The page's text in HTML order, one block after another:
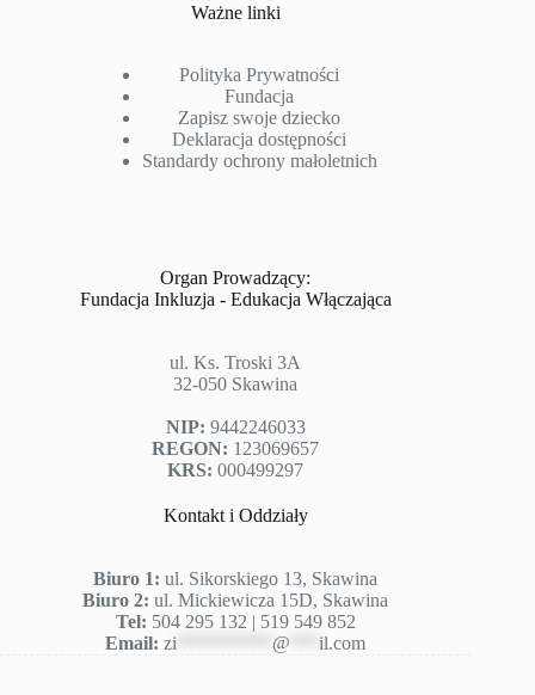
Ważne linki
Polityka Prywatności
Fundacja
Zapisz swoje dziecko
Deklaracja dostępności
Standardy ochrony małoletnich
Organ Prowadzący:
Fundacja Inkluzja - Edukacja Włączająca
ul. Ks. Troski 3A
32-050 Skawina
NIP: 9442246033
REGON: 123069657
KRS: 000499297
Kontakt i Oddziały
Biuro 1: ul. Sikorskiego 13, Skawina
Biuro 2: ul. Mickiewicza 15D, Skawina
Tel: 504 295 132 | 519 549 852
Email:zi @ ***il.com